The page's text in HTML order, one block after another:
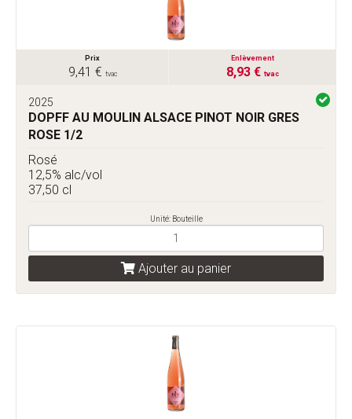
Prix
9,41 € tvac
Enlèvement
8,93 € tvac
2025
DOPFF AU MOULIN ALSACE PINOT NOIR GRES
ROSE 1/2
Rosé
12,5% alc/vol
37,50 cl
Unité: Bouteille
Ajouter au panier